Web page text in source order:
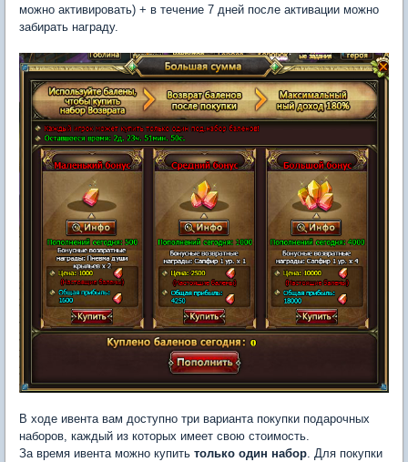
можно активировать) + в течение 7 дней после активации можно
забирать награду.
В ходе ивента вам доступно три варианта покупки подарочных
наборов, каждый из которых имеет свою стоимость.
За время ивента можно купить только один набор . Для покупки